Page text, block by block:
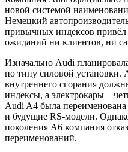
новой системой
Немецкий
привычных индексов привёл
ожиданий ни клиентов, ни
Изначально Audi
по типу силовой установки.
внутреннего сгорания
индексы, а электрокары –
Audi A4 была переименована
и будущие RS-модели.
поколения A6 компания
переименований.